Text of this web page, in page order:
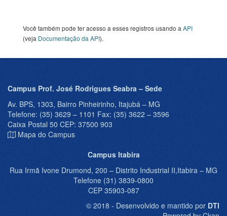
Você também pode ter acesso a esses registros usando a API
(veja Documentação da API).
Campus Prof. José Rodrigues Seabra – Sede
Av. BPS, 1303, Bairro Pinheirinho, Itajubá – MG
Telefone: (35) 3629 – 1101 Fax: (35) 3622 – 3596
Caixa Postal 50 CEP: 37500 903
Mapa do Campus
Campus Itabira
Rua Irmã Ivone Drumond, 200 – Distrito Industrial II,Itabira – MG
Telefone (31) 3839-0800
CEP 35903-087
© 2018 - Desenvolvido e mantido por DTI